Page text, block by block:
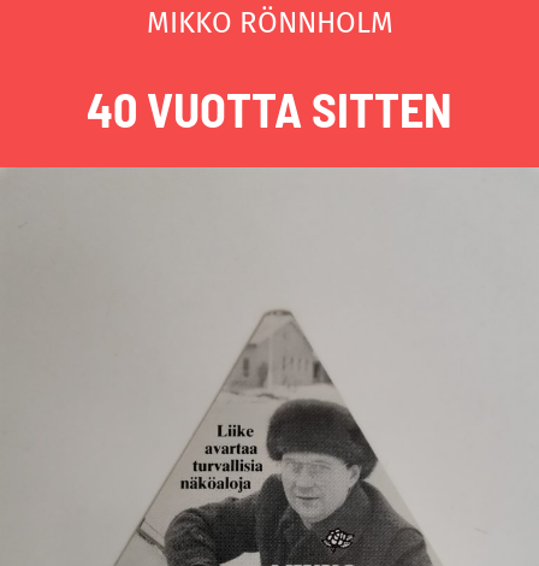
MIKKO RÖNNHOLM
40 VUOTTA SITTEN